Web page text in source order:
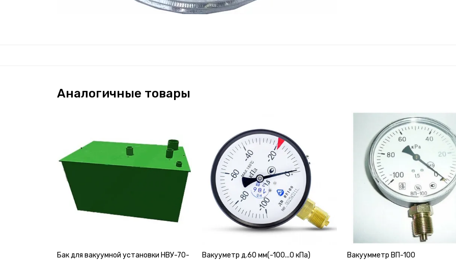
Аналогичные товары
Бак для вакуумной установки НВУ-70-
Вакууметр д.60 мм(-100...0 кПа) Вакуумметр ВП-100